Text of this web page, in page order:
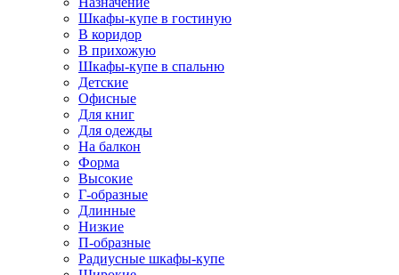
Шкафы-купе в гостиную
В коридор
В прихожую
Шкафы-купе в спальню
Детские
Офисные
Для книг
Для одежды
На балкон
Форма
Высокие
Г-образные
Длинные
Низкие
П-образные
Радиусные шкафы-купе